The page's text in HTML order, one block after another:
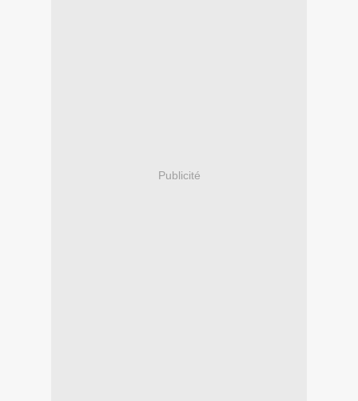
Publicité